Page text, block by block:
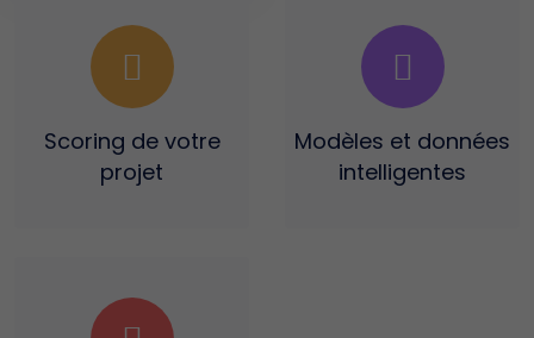
Scoring de votre
projet
Modèles et données
intelligentes